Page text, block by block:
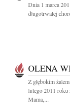
Dnia 1 marca
długotrwałej
OLENA
Z głębokim
lutego 2011 roku
Mama,...